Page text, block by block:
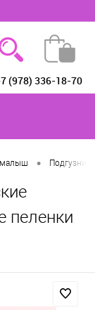
(978) 336-18-70
•
пеленки